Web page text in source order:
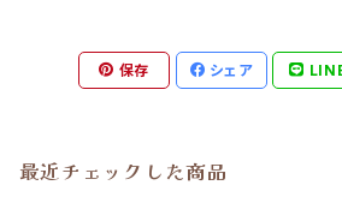
保存 シェア
最近チェックした商品